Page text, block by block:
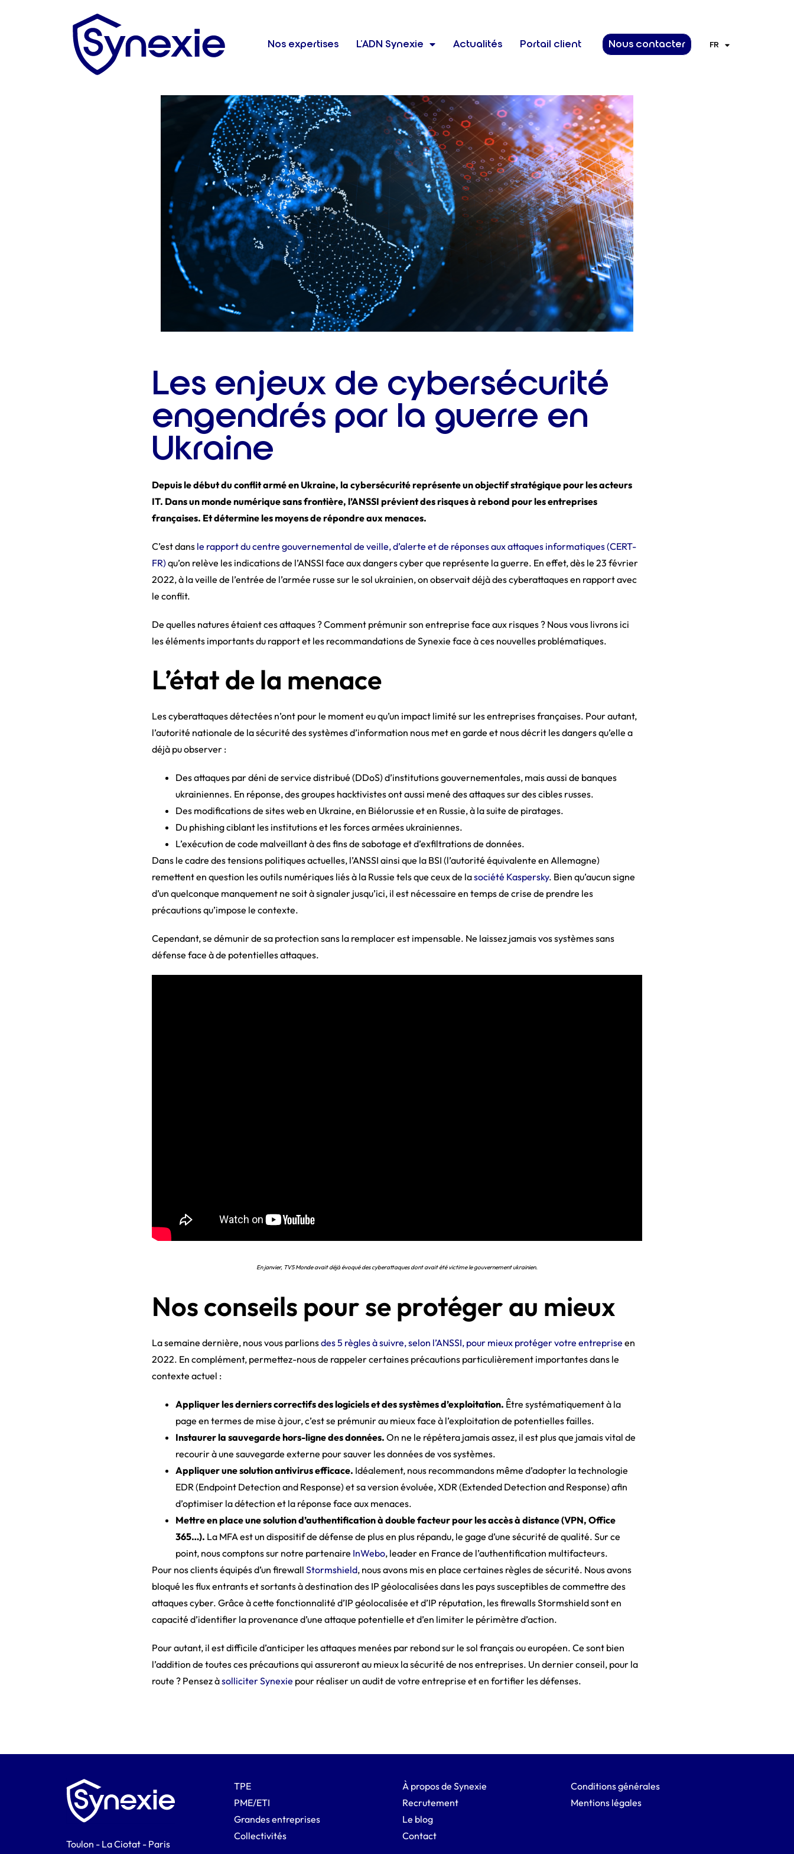
Nos expertises L’ADN Synexie Actualités Portail client Nous contacter FR
EN
Les enjeux de cybersécurité
engendrés par la guerre en
Ukraine
Depuis le début du conflit armé en Ukraine, la cybersécurité représente un objectif stratégique pour les acteurs
IT. Dans un monde numérique sans frontière, l’ANSSI prévient des risques à rebond pour les entreprises
françaises. Et détermine les moyens de répondre aux menaces.
C’est dans le rapport du centre gouvernemental de veille, d’alerte et de réponses aux attaques informatiques (CERT-
FR) qu’on relève les indications de l’ANSSI face aux dangers cyber que représente la guerre. En effet, dès le 23 février
2022, à la veille de l’entrée de l’armée russe sur le sol ukrainien, on observait déjà des cyberattaques en rapport avec
le conflit.
De quelles natures étaient ces attaques ? Comment prémunir son entreprise face aux risques ? Nous vous livrons ici
les éléments importants du rapport et les recommandations de Synexie face à ces nouvelles problématiques.
L’état de la menace
Les cyberattaques détectées n’ont pour le moment eu qu’un impact limité sur les entreprises françaises. Pour autant,
l’autorité nationale de la sécurité des systèmes d’information nous met en garde et nous décrit les dangers qu’elle a
déjà pu observer :
Des attaques par déni de service distribué (DDoS) d’institutions gouvernementales, mais aussi de banques
ukrainiennes. En réponse, des groupes hacktivistes ont aussi mené des attaques sur des cibles russes.
Des modifications de sites web en Ukraine, en Biélorussie et en Russie, à la suite de piratages.
Du phishing ciblant les institutions et les forces armées ukrainiennes.
L’exécution de code malveillant à des fins de sabotage et d’exfiltrations de données.
Dans le cadre des tensions politiques actuelles, l’ANSSI ainsi que la BSI (l’autorité équivalente en Allemagne)
remettent en question les outils numériques liés à la Russie tels que ceux de lasociété Kaspersky. Bien qu’aucun signe
d’un quelconque manquement ne soit à signaler jusqu’ici, il est nécessaire en temps de crise de prendre les
précautions qu’impose le contexte.
Cependant, se démunir de sa protection sans la remplacer est impensable. Ne laissez jamais vos systèmes sans
défense face à de potentielles attaques.
En janvier, TV5 Monde avait déjà évoqué des cyberattaques dont avait été victime le gouvernement ukrainien.
Nos conseils pour se protéger au mieux
La semaine dernière, nous vous parlionsdes 5 règles à suivre, selon l’ANSSI, pour mieux protéger votre entreprise en
2022. En complément, permettez-nous de rappeler certaines précautions particulièrement importantes dans le
contexte actuel :
Appliquer les derniers correctifs des logiciels et des systèmes d’exploitation. Être systématiquement à la
page en termes de mise à jour, c’est se prémunir au mieux face à l’exploitation de potentielles failles.
Instaurer la sauvegarde hors-ligne des données. On ne le répétera jamais assez, il est plus que jamais vital de
recourir à une sauvegarde externe pour sauver les données de vos systèmes.
Appliquer une solution antivirus efficace. Idéalement, nous recommandons même d’adopter la technologie
EDR (Endpoint Detection and Response) et sa version évoluée, XDR (Extended Detection and Response) afin
d’optimiser la détection et la réponse face aux menaces.
Mettre en place une solution d’authentification à double facteur pour les accès à distance (VPN, Office
365…). La MFA est un dispositif de défense de plus en plus répandu, le gage d’une sécurité de qualité. Sur ce
point, nous comptons sur notre partenaire InWebo, leader en France de l’authentification multifacteurs.
Pour nos clients équipés d’un firewall Stormshield, nous avons mis en place certaines règles de sécurité. Nous avons
bloqué les flux entrants et sortants à destination des IP géolocalisées dans les pays susceptibles de commettre des
attaques cyber. Grâce à cette fonctionnalité d’IP géolocalisée et d’IP réputation, les firewalls Stormshield sont en
capacité d’identifier la provenance d’une attaque potentielle et d’en limiter le périmètre d’action.
Pour autant, il est difficile d’anticiper les attaques menées par rebond sur le sol français ou européen. Ce sont bien
l’addition de toutes ces précautions qui assureront au mieux la sécurité de nos entreprises. Un dernier conseil, pour la
route ? Pensez àsolliciter Synexie pour réaliser un audit de votre entreprise et en fortifier les défenses.
Toulon - La Ciotat - Paris
TPE
PME/ETI
Grandes entreprises
Collectivités
À propos de Synexie
Recrutement
Le blog
Contact
Conditions générales
Mentions légales